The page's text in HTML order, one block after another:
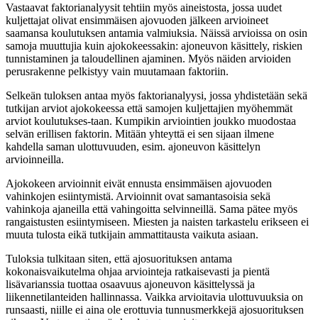
Vastaavat faktorianalyysit tehtiin myös aineistosta, jossa uudet
kuljettajat olivat ensimmäisen ajovuoden jälkeen arvioineet
saamansa koulutuksen antamia valmiuksia. Näissä arvioissa on osin
samoja muuttujia kuin ajokokeessakin: ajoneuvon käsittely, riskien
tunnistaminen ja taloudellinen ajaminen. Myös näiden arvioiden
perusrakenne pelkistyy vain muutamaan faktoriin.
Selkeän tuloksen antaa myös faktorianalyysi, jossa yhdistetään sekä
tutkijan arviot ajokokeessa että samojen kuljettajien myöhemmät
arviot koulutukses-taan. Kumpikin arviointien joukko muodostaa
selvän erillisen faktorin. Mitään yhteyttä ei sen sijaan ilmene
kahdella saman ulottuvuuden, esim. ajoneuvon käsittelyn
arvioinneilla.
Ajokokeen arvioinnit eivät ennusta ensimmäisen ajovuoden
vahinkojen esiintymistä. Arvioinnit ovat samantasoisia sekä
vahinkoja ajaneilla että vahingoitta selvinneillä. Sama pätee myös
rangaistusten esiintymiseen. Miesten ja naisten tarkastelu erikseen ei
muuta tulosta eikä tutkijain ammattitausta vaikuta asiaan.
Tuloksia tulkitaan siten, että ajosuorituksen antama
kokonaisvaikutelma ohjaa arviointeja ratkaisevasti ja pientä
lisävarianssia tuottaa osaavuus ajoneuvon käsittelyssä ja
liikennetilanteiden hallinnassa. Vaikka arvioitavia ulottuvuuksia on
runsaasti, niille ei aina ole erottuvia tunnusmerkkejä ajosuorituksen